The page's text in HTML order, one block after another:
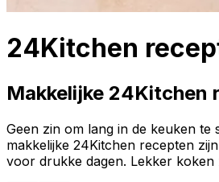
24Kitchen
Makkelijke 24Kitchen
Geen zin om lang in de keuken te
makkelijke 24Kitchen recepten
voor drukke dagen. Lekker koken